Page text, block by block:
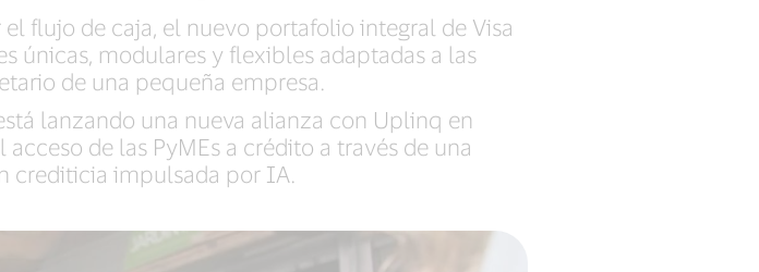
flujo de caja, el nuevo portafolio integral de Visa
únicas, modulares y flexibles adaptadas a las
de una pequeña empresa.
lanzando una nueva alianza con Uplinq en
de las PyMEs a crédito a través de una
crediticia impulsada por IA.